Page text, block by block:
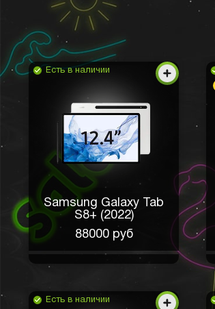
Есть в наличии
Samsung Galaxy Tab
S8+ (2022)
88000 руб
Есть в наличии